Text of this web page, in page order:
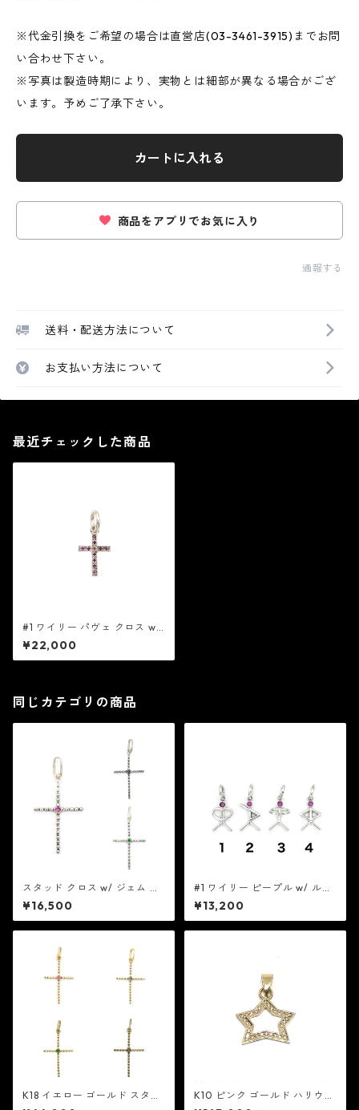
※代金引換をご希望の場合は直営店(03-3461-3915)までお問
い合わせ下さい。
※写真は製造時期により、実物とは細部が異なる場合がござ
います。予めご了承下さい。
カートに入れる
商品をアプリでお気に入り
通報する
送料・配送方法について
お支払い方法について
最近チェックした商品
#1 ワイリー パヴェ クロス w/
ルビー：GHOST ゴースト
¥22,000
同じカテゴリの商品
スタッド クロス w/ ジェム ス
トーン：GHOST ゴースト
¥16,500
#1 ワイリー ピープル w/ ルビ
ー：GHOST ゴースト
¥13,200
K18 イエロー ゴールド スタッ
ド クロス w/ ジェム ストー
K10 ピンク ゴールド ハリウッ
ド スター 3 スモール パヴェ